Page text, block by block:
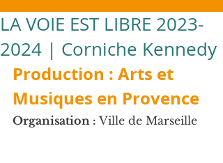
LA VOIE EST LIBRE 2023-
2024 | Corniche Kennedy
Production : Arts et
Musiques en Provence
Organisation : Ville de Marseille